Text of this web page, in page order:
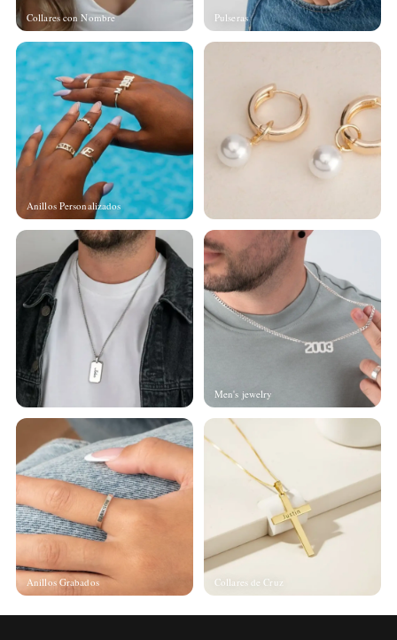
Collares con Nombre Pulseras
Anillos Personalizados
Men's jewelry
Anillos Grabados Collares de Cruz